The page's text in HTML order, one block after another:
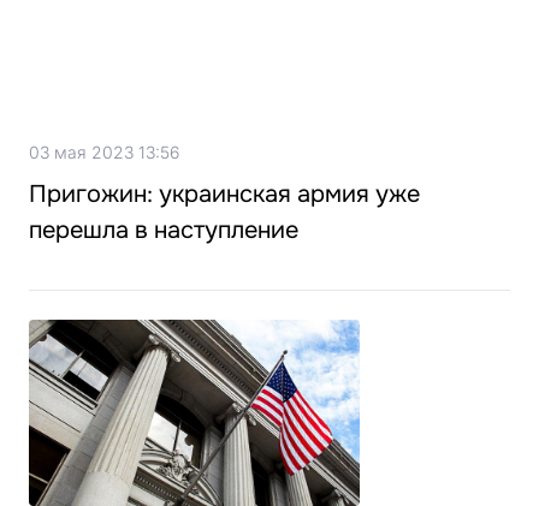
03 мая 2023 13:56
Пригожин: украинская армия уже
перешла в наступление